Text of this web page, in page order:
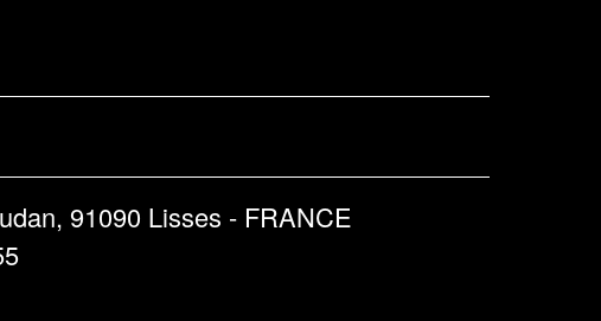
91090 Lisses - FRANCE